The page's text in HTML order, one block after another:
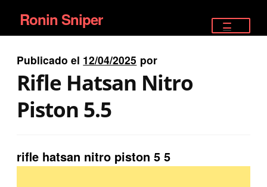
Ir
a
la
navegación
Ir
al
contenido
Ronin Sniper
EQUIPAMIENTO ÉLITE
PISTOLAS
SATELITALES
Publicado el 12/04/2025 por
Rifle Hatsan Nitro
Piston 5.5
rifle hatsan nitro piston 5 5